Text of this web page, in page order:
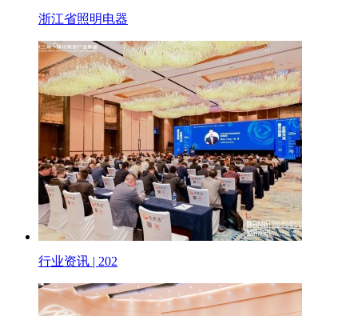
浙江省照明电器
行业资讯 | 202